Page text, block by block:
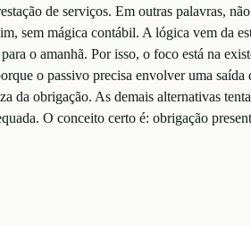
de serviços. Em outras palavras,
sem mágica contábil. A lógica vem da
o amanhã. Por isso, o foco está na
o passivo precisa envolver uma saída
da obrigação. As demais alternativas
O conceito certo é: obrigação